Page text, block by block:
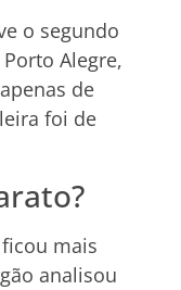
o segundo
Alegre,
de
foi de
mais
analisou